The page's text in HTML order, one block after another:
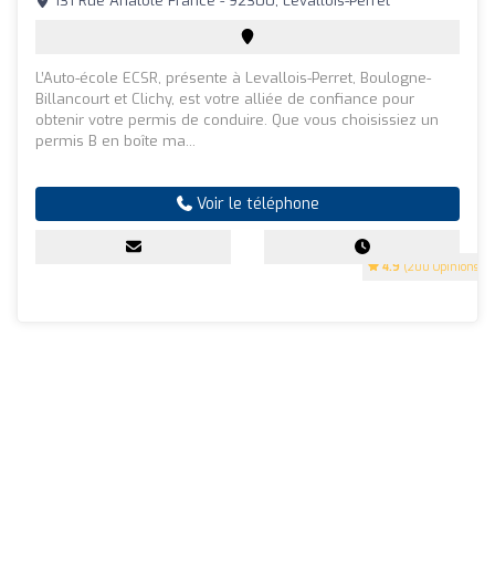
4.9 (200 Opinions)
L’Auto-école ECSR, présente à Levallois-Perret, Boulogne-
Billancourt et Clichy, est votre alliée de confiance pour
obtenir votre permis de conduire. Que vous choisissiez un
permis B en boîte ma...
Voir le téléphone